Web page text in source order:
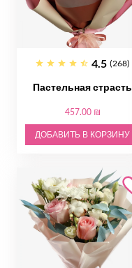
4.5 (268)
Пастельная страсть
457.00 ₪
ДОБАВИТЬ В КОРЗИНУ